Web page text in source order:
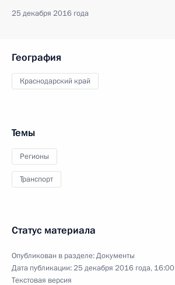
25 декабря 2016 года
География
Краснодарский край
Темы
Регионы
Транспорт
Статус материала
Опубликован в разделе:Документы
Дата публикации:25 декабря 2016 года, 16:00
Текстовая версия